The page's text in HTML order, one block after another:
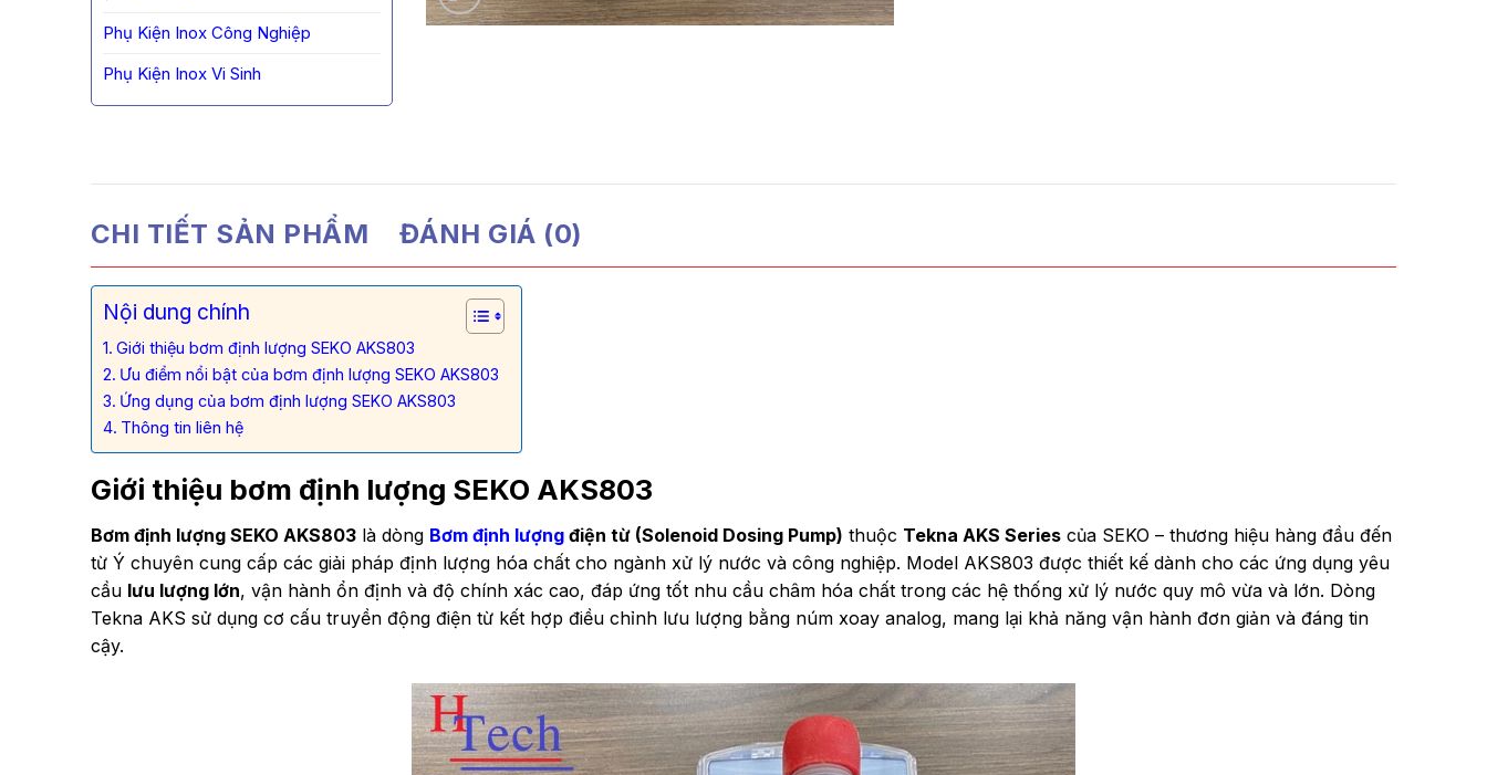
Phụ Kiện Inox Công Nghiệp
Phụ Kiện Inox Vi Sinh
CHI TIẾT SẢN PHẨM ĐÁNH GIÁ (0)
Nội dung chính
Giới thiệu bơm định lượng SEKO AKS803
Ưu điểm nổi bật của bơm định lượng SEKO AKS803
Ứng dụng của bơm định lượng SEKO AKS803
Thông tin liên hệ
Giới thiệu bơm định lượng SEKO AKS803
Bơm định lượng SEKO AKS803 là dòng Bơm định lượng điện từ (Solenoid Dosing Pump) thuộc Tekna AKS Series của SEKO – thương hiệu hàng đầu đến
từ Ý chuyên cung cấp các giải pháp định lượng hóa chất cho ngành xử lý nước và công nghiệp. Model AKS803 được thiết kế dành cho các ứng dụng yêu
cầu lưu lượng lớn, vận hành ổn định và độ chính xác cao, đáp ứng tốt nhu cầu châm hóa chất trong các hệ thống xử lý nước quy mô vừa và lớn. Dòng
Tekna AKS sử dụng cơ cấu truyền động điện từ kết hợp điều chỉnh lưu lượng bằng núm xoay analog, mang lại khả năng vận hành đơn giản và đáng tin
cậy.